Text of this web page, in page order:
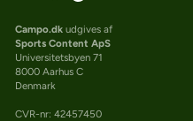
Campo.dkudgives af
Sports Content ApS
Universitetsbyen 71
8000 Aarhus C
Denmark
CVR-nr: 42457450